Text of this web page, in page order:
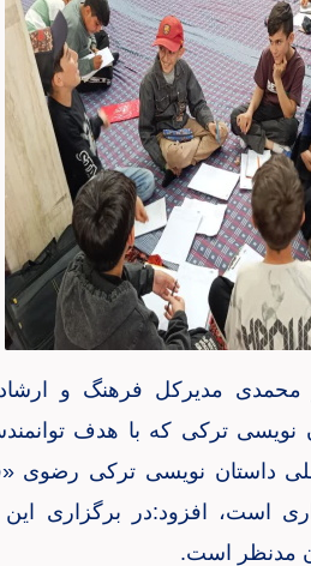
محمدی مدیرکل فرهنگ و
نویسی ترکی که با هدف
داستان نویسی ترکی رضوی
است، افزود:در برگزاری این
مدنظر است.